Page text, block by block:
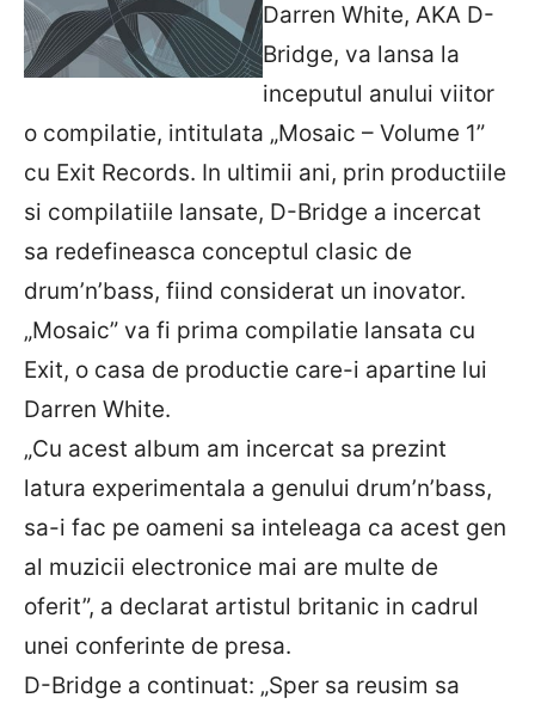
Darren White, AKA D-
Bridge, va lansa la
inceputul anului viitor
o compilatie, intitulata „Mosaic – Volume 1”
cu Exit Records. In ultimii ani, prin productiile
si compilatiile lansate, D-Bridge a incercat
sa redefineasca conceptul clasic de
drum’n’bass, fiind considerat un inovator.
„Mosaic” va fi prima compilatie lansata cu
Exit, o casa de productie care-i apartine lui
Darren White.
„Cu acest album am incercat sa prezint
latura experimentala a genului drum’n’bass,
sa-i fac pe oameni sa inteleaga ca acest gen
al muzicii electronice mai are multe de
oferit”, a declarat artistul britanic in cadrul
unei conferinte de presa.
D-Bridge a continuat: „Sper sa reusim sa